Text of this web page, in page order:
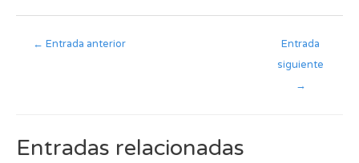
← Entrada anterior
Entrada
siguiente
→
Entradas relacionadas